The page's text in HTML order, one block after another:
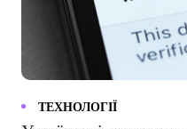
ТЕХНОЛОГІЇ